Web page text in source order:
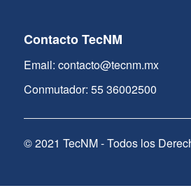
Contacto TecNM
Email: contacto@tecnm.mx
Conmutador: 55 36002500
© 2021 TecNM - Todos los